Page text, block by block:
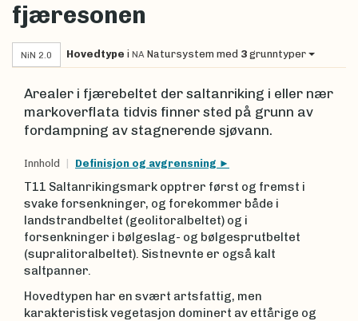
fjæresonen
NiN 2.0 Hovedtype i NA Natursystem med 3 grunntyper
Arealer i fjærebeltet der saltanriking i eller nær
markoverflata tidvis finner sted på grunn av
fordampning av stagnerende sjøvann.
Innhold Definisjon og avgrensning
T11 Saltanrikingsmark opptrer først og fremst i
svake forsenkninger, og forekommer både i
landstrandbeltet (geolitoralbeltet) og i
forsenkninger i bølgeslag- og bølgesprutbeltet
(supralitoralbeltet). Sistnevnte er også kalt
saltpanner.
Hovedtypen har en svært artsfattig, men
karakteristisk vegetasjon dominert av ettårige og